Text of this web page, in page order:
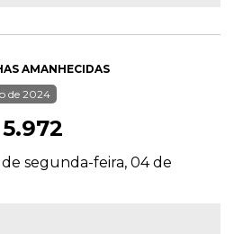
AMANHECIDAS
de 2024
segunda-feira, 04 de